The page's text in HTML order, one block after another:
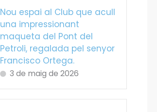
Nou espai al Club que acull
una impressionant
maqueta del Pont del
Petroli, regalada pel senyor
Francisco Ortega.
3 de maig de 2026